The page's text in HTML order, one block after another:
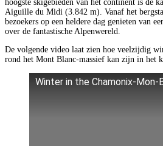
hoogste skigebieden van het continent is de
Aiguille du Midi (3.842 m). Vanaf het
bezoekers op een heldere dag genieten van
over de fantastische Alpenwereld.
De volgende video laat zien hoe veelzijdig
rond het Mont Blanc-massief kan zijn in het
Winter in the Chamonix-Mon-